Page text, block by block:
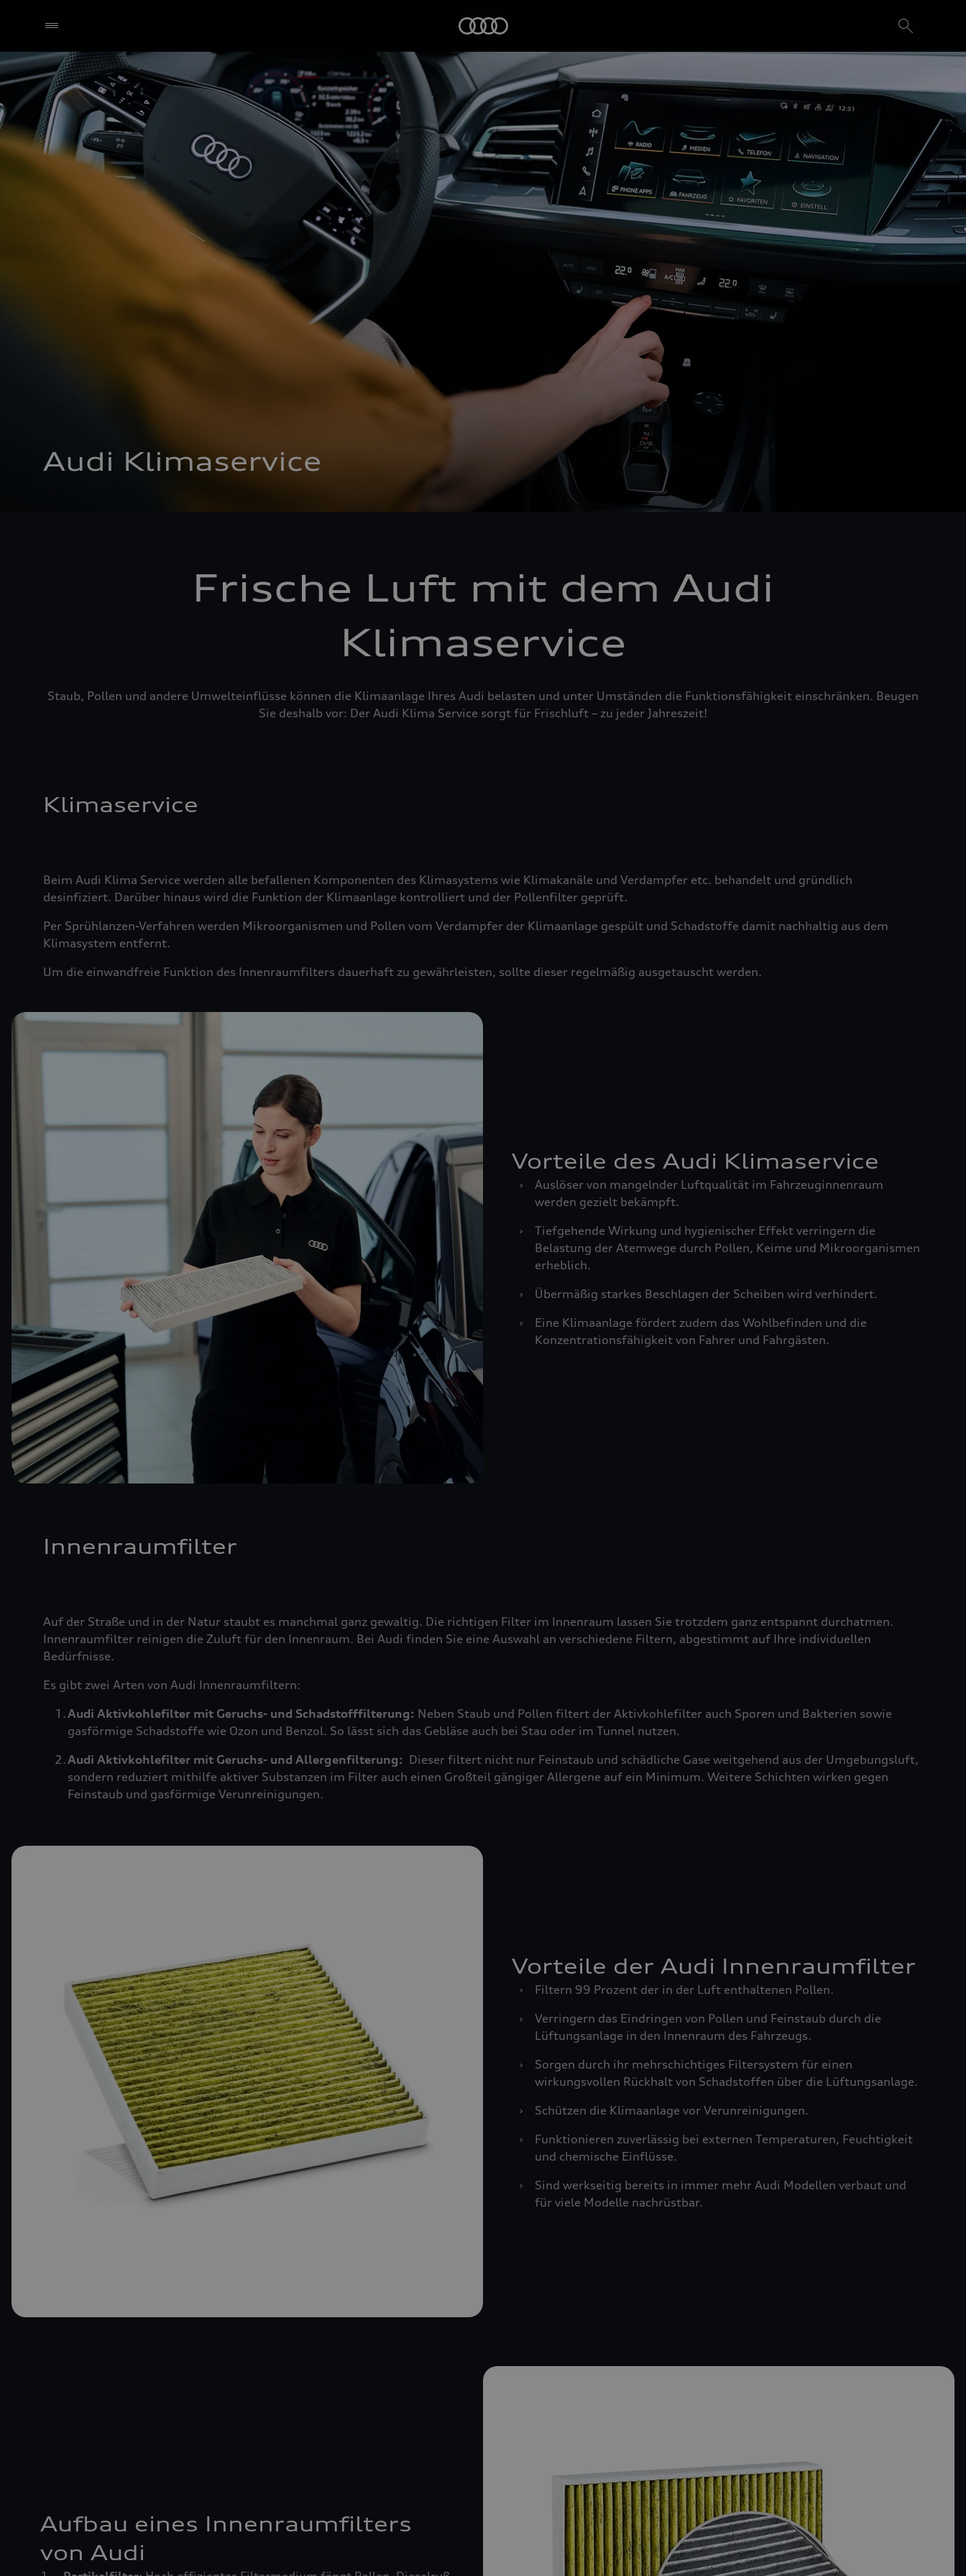
Audi Klimaservice
Frische Luft mit dem Audi
Klimaservice
Staub, Pollen und andere Umwelteinflüsse können die Klimaanlage Ihres Audi belasten und unter Umständen die Funktionsfähigkeit einschränken. Beugen
Sie deshalb vor: Der Audi Klima Service sorgt für Frischluft – zu jeder Jahreszeit!
Klimaservice
Beim Audi Klima Service werden alle befallenen Komponenten des Klimasystems wie Klimakanäle und Verdampfer etc. behandelt und gründlich
desinfiziert. Darüber hinaus wird die Funktion der Klimaanlage kontrolliert und der Pollenfilter geprüft.
Per Sprühlanzen-Verfahren werden Mikroorganismen und Pollen vom Verdampfer der Klimaanlage gespült und Schadstoffe damit nachhaltig aus dem
Klimasystem entfernt.
Um die einwandfreie Funktion des Innenraumfilters dauerhaft zu gewährleisten, sollte dieser regelmäßig ausgetauscht werden.
Vorteile des Audi Klimaservice
›
Auslöser von mangelnder Luftqualität im Fahrzeuginnenraum
werden gezielt bekämpft.
›
Tiefgehende Wirkung und hygienischer Effekt verringern die
Belastung der Atemwege durch Pollen, Keime und Mikroorganismen
erheblich.
›
Übermäßig starkes Beschlagen der Scheiben wird verhindert.
›
Eine Klimaanlage fördert zudem das Wohlbefinden und die
Konzentrationsfähigkeit von Fahrer und Fahrgästen.
Innenraumfilter
Auf der Straße und in der Natur staubt es manchmal ganz gewaltig. Die richtigen Filter im Innenraum lassen Sie trotzdem ganz entspannt durchatmen.
Innenraumfilter reinigen die Zuluft für den Innenraum. Bei Audi finden Sie eine Auswahl an verschiedene Filtern, abgestimmt auf Ihre individuellen
Bedürfnisse.
Es gibt zwei Arten von Audi Innenraumfiltern:
Audi Aktivkohlefilter mit Geruchs- und Schadstofffilterung: Neben Staub und Pollen filtert der Aktivkohlefilter auch Sporen und Bakterien sowie
gasförmige Schadstoffe wie Ozon und Benzol. So lässt sich das Gebläse auch bei Stau oder im Tunnel nutzen.
Audi Aktivkohlefilter mit Geruchs- und Allergenfilterung: Dieser filtert nicht nur Feinstaub und schädliche Gase weitgehend aus der Umgebungsluft,
sondern reduziert mithilfe aktiver Substanzen im Filter auch einen Großteil gängiger Allergene auf ein Minimum. Weitere Schichten wirken gegen
Feinstaub und gasförmige Verunreinigungen.
Vorteile der Audi Innenraumfilter
›
Filtern 99 Prozent der in der Luft enthaltenen Pollen.
›
Verringern das Eindringen von Pollen und Feinstaub durch die
Lüftungsanlage in den Innenraum des Fahrzeugs.
›
Sorgen durch ihr mehrschichtiges Filtersystem für einen
wirkungsvollen Rückhalt von Schadstoffen über die Lüftungsanlage.
›
Schützen die Klimaanlage vor Verunreinigungen.
›
Funktionieren zuverlässig bei externen Temperaturen, Feuchtigkeit
und chemische Einflüsse.
›
Sind werkseitig bereits in immer mehr Audi Modellen verbaut und
für viele Modelle nachrüstbar.
Aufbau eines Innenraumfilters
von Audi